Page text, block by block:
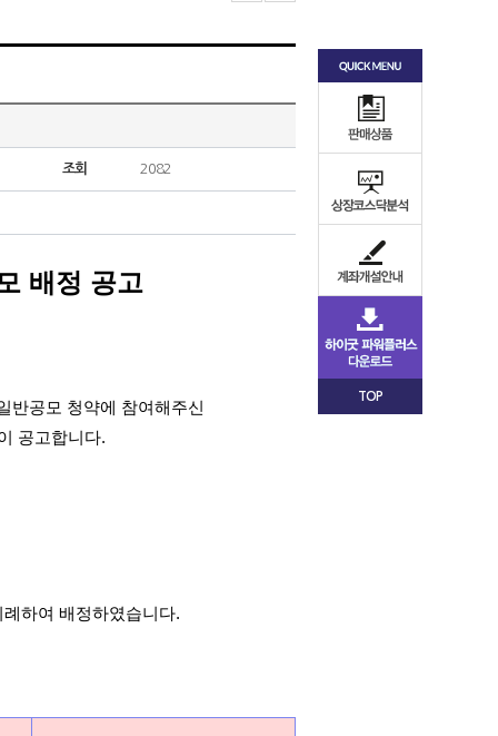
조회 2082
배정 공고
반공모 청약에 참여해주신
공고합니다.
하여 배정하였습니다.
TOP